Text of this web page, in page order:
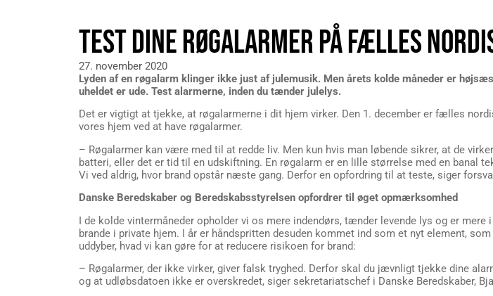
TEST DINE RØGALARMER PÅ FÆLLES
27. november 2020
Lyden af en røgalarm klinger ikke just af julemusik. Men årets kolde måneder er
uheldet er ude. Test alarmerne, inden du tænder julelys.
Det er vigtigt at tjekke, at røgalarmerne i dit hjem virker. Den 1. december er fælles
vores hjem ved at have røgalarmer.
– Røgalarmer kan være med til at redde liv. Men kun hvis man løbende sikrer, at de
batteri, eller det er tid til en udskiftning. En røgalarm er en lille størrelse med en banal
Vi ved aldrig, hvor brand opstår næste gang. Derfor en opfordring til at teste, siger
Danske Beredskaber og Beredskabsstyrelsen opfordrer til øget opmærksomhed
I de kolde vintermåneder opholder vi os mere indendørs, tænder levende lys og er
brande i private hjem. I år er håndspritten desuden kommet ind som et nyt element,
uddyber, hvad vi kan gøre for at reducere risikoen for brand:
– Røgalarmer, der ikke virker, giver falsk tryghed. Derfor skal du jævnligt tjekke dine
og at udløbsdatoen ikke er overskredet, siger sekretariatschef i Danske Beredskaber,